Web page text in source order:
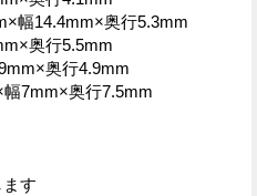
幅14.4mm×奥行5.3mm
奥行5.5mm
奥行4.9mm
7mm×奥行7.5mm
す